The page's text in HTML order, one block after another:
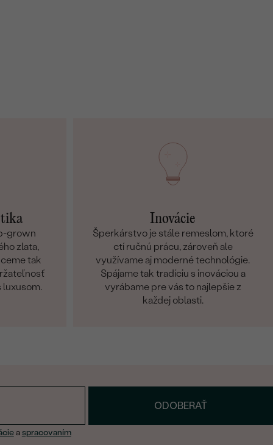
grown
zlata,
tak
luxusom.
Inovácie
Šperkárstvo je stále remeslom, ktoré
ctí ručnú prácu, zároveň ale
využívame aj moderné technológie.
Spájame tak tradíciu s inováciou a
vyrábame pre vás to najlepšie z
každej oblasti.
ODOBERAŤ
a spracovaním